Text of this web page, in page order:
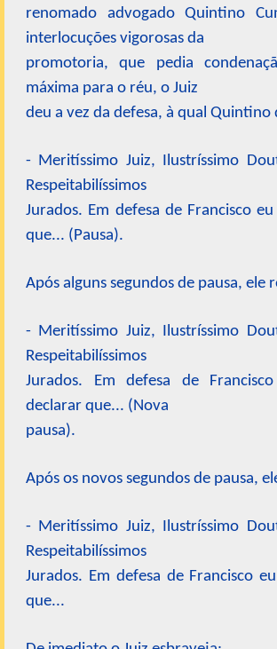
renomado advogado Quintino
interlocuções vigorosas da
promotoria, que pedia
máxima para o réu, o Juiz
deu a vez da defesa, à qual Quintino
- Meritíssimo Juiz, Ilustríssimo
Respeitabilíssimos
Jurados. Em defesa de Francisco
que... (Pausa).
Após alguns segundos de pausa, ele
- Meritíssimo Juiz, Ilustríssimo
Respeitabilíssimos
Jurados. Em defesa de
declarar que... (Nova
pausa).
Após os novos segundos de pausa,
- Meritíssimo Juiz, Ilustríssimo
Respeitabilíssimos
Jurados. Em defesa de Francisco
que...